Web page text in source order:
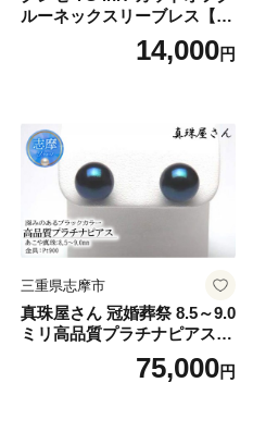
ルーネックスリーブレス【Y
V2618P】Lサイズ クリアベ
ージュ3枚セット [№5716-04
14,000円
三重県志摩市
真珠屋さん 冠婚葬祭 8.5～9.0
ミリ高品質プラチナピアス P
t900 志摩産アコヤ真珠 ブラ
ックパール 黒真珠75,000円